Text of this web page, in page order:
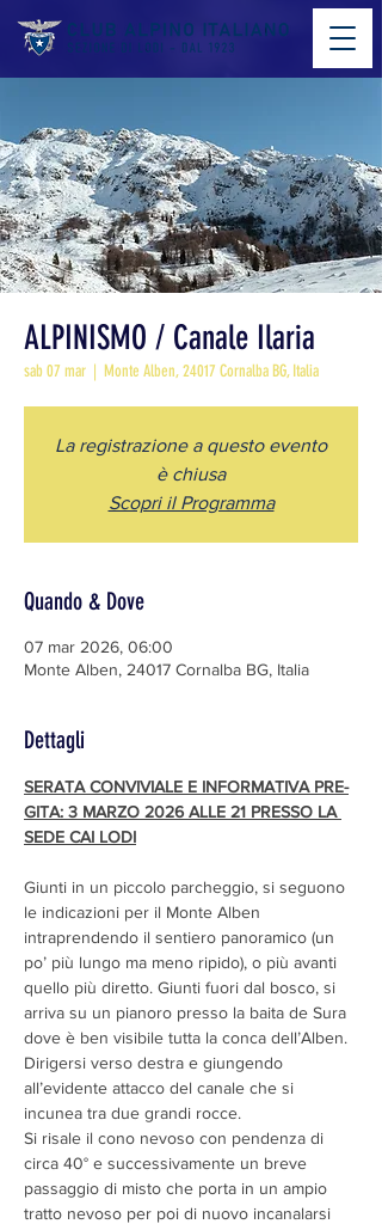
ALPINISMO / Canale Ilaria
sab 07 mar
  |
Monte Alben, 24017 Cornalba BG, Italia
La registrazione a questo evento
è chiusa
Scopri il Programma
Quando & Dove
07 mar 2026, 06:00
Monte Alben, 24017 Cornalba BG, Italia
Dettagli
SERATA CONVIVIALE E INFORMATIVA PRE-
GITA: 3 MARZO 2026 ALLE 21 PRESSO LA
SEDE CAI LODI
Giunti in un piccolo parcheggio, si seguono
le indicazioni per il Monte Alben
intraprendendo il sentiero panoramico (un
po’ più lungo ma meno ripido), o più avanti
quello più diretto. Giunti fuori dal bosco, si
arriva su un pianoro presso la baita de Sura
dove è ben visibile tutta la conca dell’Alben.
Dirigersi verso destra e giungendo
all’evidente attacco del canale che si
incunea tra due grandi rocce.
Si risale il cono nevoso con pendenza di
circa 40° e successivamente un breve
passaggio di misto che porta in un ampio
tratto nevoso per poi di nuovo incanalarsi